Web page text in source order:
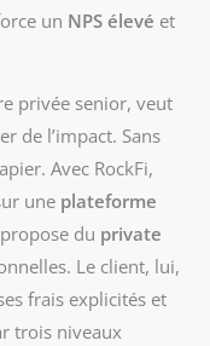
un NPS élevé et
privée senior, veut
de l’impact. Sans
Avec RockFi,
une plateforme
du private
Le client, lui,
frais explicités et
trois niveaux